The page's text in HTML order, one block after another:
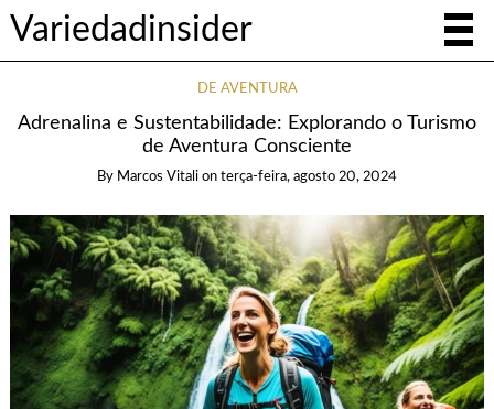
Variedadinsider
DE AVENTURA
Adrenalina e Sustentabilidade: Explorando o Turismo
de Aventura Consciente
By Marcos Vitali on terça-feira, agosto 20, 2024